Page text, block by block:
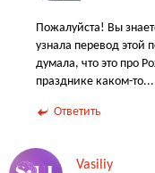
Пожалуйста! Вы
узнала перевод этой
думала, что это про
празднике каком-то...
Ответить
Vasiliy